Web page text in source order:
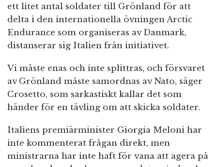
ett litet antal soldater till Grönland för att
delta i den internationella övningen Arctic
Endurance som organiseras av Danmark,
distanserar sig Italien från initiativet.
Vi måste enas och inte splittras, och försvaret
av Grönland måste samordnas av Nato, säger
Crosetto, som sarkastiskt kallar det som
händer för en tävling om att skicka soldater.
Italiens premiärminister Giorgia Meloni har
inte kommenterat frågan direkt, men
ministrarna har inte haft för vana att agera på